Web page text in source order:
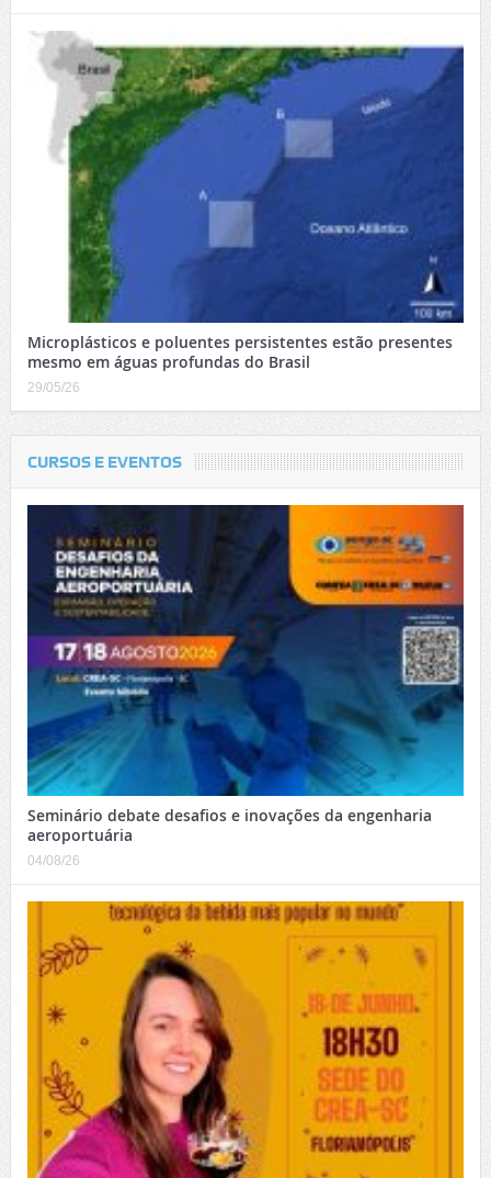
Microplásticos e poluentes persistentes estão presentes
mesmo em águas profundas do Brasil
29/05/26
CURSOS E EVENTOS
Seminário debate desafios e inovações da engenharia
aeroportuária
04/08/26